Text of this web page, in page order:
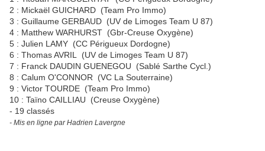
2 : Mickaël GUICHARD (Team Pro Immo)
3 : Guillaume GERBAUD (UV de Limoges Team U 87)
4 : Matthew WARHURST (Gbr-Creuse Oxygène)
5 : Julien LAMY (CC Périgueux Dordogne)
6 : Thomas AVRIL (UV de Limoges Team U 87)
7 : Franck DAUDIN GUENEGOU (Sablé Sarthe Cycl.)
8 : Calum O'CONNOR (VC La Souterraine)
9 : Victor TOURDE (Team Pro Immo)
10 : Taïno CAILLIAU (Creuse Oxygène)
- 19 classés
- Mis en ligne par Hadrien Lavergne